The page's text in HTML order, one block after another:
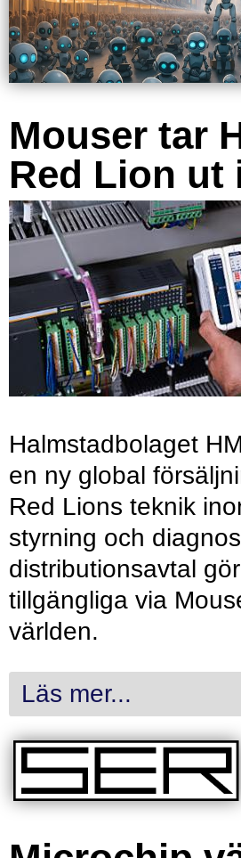
Mouser tar
Red Lion ut
Halmstadbolaget
en ny global
Red Lions teknik
styrning och
distributionsavtal
tillgängliga via
världen.
Läs mer...